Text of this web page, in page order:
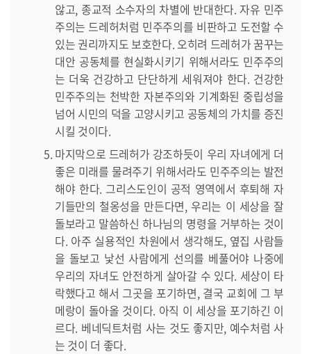
않고, 종교적 소수자의 차별에 반대한다. 자유 민주
주의는 드레허처럼 민주주의를 비판하고 도전할 수
있는 권리까지도 보호한다. 오히려 드레허가 꿈꾸는
대안 공동체를 현실화시키기 위해서라도 민주주의
는 더욱 건강하고 단단하게 세워져야 한다. 건강한
민주주의는 천박한 자본주의와 기계화된 중립성을
넘어 시민의 덕을 고양시키고 공동체의 가치를 증진
시킬 것이다.
마지막으로 드레허가 강조하듯이 우리 자녀에게 더
좋은 미래를 물려주기 위해서라도 민주주의는 발전
해야 한다. 그리스도인이 공적 영역에서 후퇴해 자
기들만의 철옹성을 만든다면, 우리는 이 세상을 잘
돌보라고 말씀하신 하나님의 명령을 거부하는 것이
다. 아주 실용적인 차원에서 생각해도, 옆집 사람들
을 돌보고 낯선 사람에게 선의를 베풀어야 나중에
우리의 자녀도 안전하게 살아갈 수 있다. 세상이 타
락했다고 해서 그곳을 포기하면, 결국 교회에 그 부
메랑이 돌아올 것이다. 아직 이 세상을 포기하긴 이
르다. 베네딕트처럼 사는 것도 좋지만, 예수처럼 사
는 것이 더 좋다.